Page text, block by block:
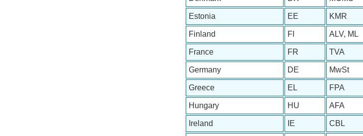
Estonia EE KMR
Finland FI ALV, ML
France FR TVA
Germany DE MwSt
Greece EL FPA
Hungary HU AFA
Ireland IE CBL